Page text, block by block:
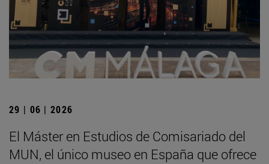
29 | 06 | 2026
El Máster en Estudios de Comisariado del
MUN, el único museo en España que ofrece